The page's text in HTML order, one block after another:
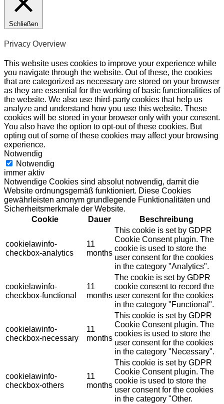
Schließen
Privacy Overview
This website uses cookies to improve your experience while
you navigate through the website. Out of these, the cookies
that are categorized as necessary are stored on your browser
as they are essential for the working of basic functionalities of
the website. We also use third-party cookies that help us
analyze and understand how you use this website. These
cookies will be stored in your browser only with your consent.
You also have the option to opt-out of these cookies. But
opting out of some of these cookies may affect your browsing
experience.
Notwendig
Notwendig
immer aktiv
Notwendige Cookies sind absolut notwendig, damit die
Website ordnungsgemäß funktioniert. Diese Cookies
gewährleisten anonym grundlegende Funktionalitäten und
Sicherheitsmerkmale der Website.
Cookie
Dauer Beschreibung
cookielawinfo-
checkbox-analytics
11
months
This cookie is set by GDPR
Cookie Consent plugin. The
cookie is used to store the
user consent for the cookies
in the category "Analytics".
cookielawinfo-
checkbox-functional
11
months
The cookie is set by GDPR
cookie consent to record the
user consent for the cookies
in the category "Functional".
cookielawinfo-
checkbox-necessary
11
months
This cookie is set by GDPR
Cookie Consent plugin. The
cookies is used to store the
user consent for the cookies
in the category "Necessary".
cookielawinfo-
checkbox-others
11
months
This cookie is set by GDPR
Cookie Consent plugin. The
cookie is used to store the
user consent for the cookies
in the category "Other.